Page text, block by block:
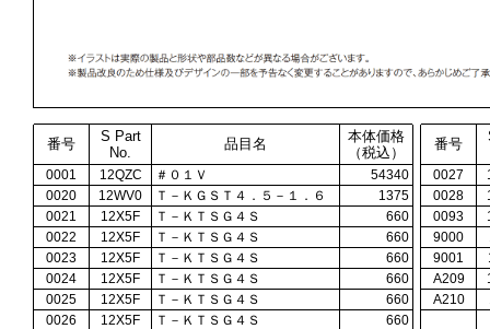
番号
S Part
No.
品目名
本体価格
（税込）
番号
0001 12QZC ＃０１Ｖ 54340 0027
0020
12WV0 Ｔ－ＫＧＳＴ４．５－１．６ 1375 0028
0021
12X5F Ｔ－ＫＴＳＧ４Ｓ 660 0093
0022
12X5F Ｔ－ＫＴＳＧ４Ｓ 660 9000
0023
12X5F Ｔ－ＫＴＳＧ４Ｓ 660 9001
0024
12X5F Ｔ－ＫＴＳＧ４Ｓ 660 A209
0025
12X5F Ｔ－ＫＴＳＧ４Ｓ 660 A210
0026
12X5F Ｔ－ＫＴＳＧ４Ｓ 660